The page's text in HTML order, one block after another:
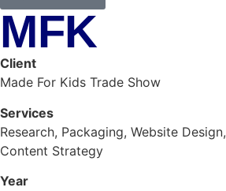
MFK
Client
Made For Kids Trade Show
Services
Research, Packaging, Website Design,
Content Strategy
Year